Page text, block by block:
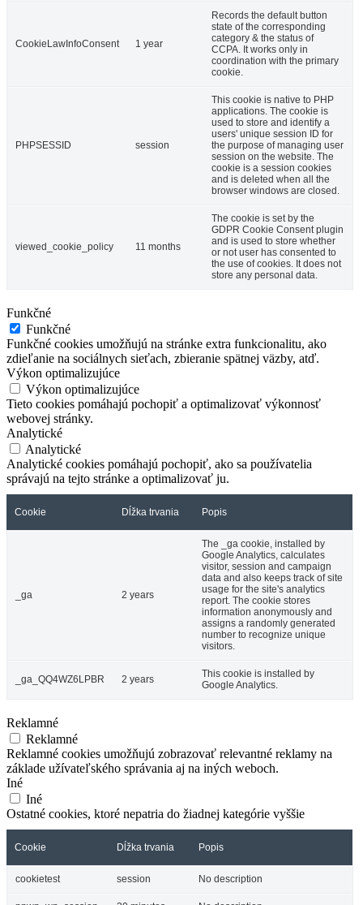
CookieLawInfoConsent 1 year
Records the default button
state of the corresponding
category & the status of
CCPA. It works only in
coordination with the primary
cookie.
PHPSESSID session
This cookie is native to PHP
applications. The cookie is
used to store and identify a
users' unique session ID for
the purpose of managing user
session on the website. The
cookie is a session cookies
and is deleted when all the
browser windows are closed.
viewed_cookie_policy 11 months
The cookie is set by the
GDPR Cookie Consent plugin
and is used to store whether
or not user has consented to
the use of cookies. It does not
store any personal data.
Funkčné
Funkčné
Funkčné cookies umožňujú na stránke extra funkcionalitu, ako
zdieľanie na sociálnych sieťach, zbieranie spätnej väzby, atď.
Výkon optimalizujúce
Výkon optimalizujúce
Tieto cookies pomáhajú pochopiť a optimalizovať výkonnosť
webovej stránky.
Analytické
Analytické
Analytické cookies pomáhajú pochopiť, ako sa používatelia
správajú na tejto stránke a optimalizovať ju.
Cookie Dĺžka trvania Popis
_ga 2 years
The _ga cookie, installed by
Google Analytics, calculates
visitor, session and campaign
data and also keeps track of site
usage for the site's analytics
report. The cookie stores
information anonymously and
assigns a randomly generated
number to recognize unique
visitors.
_ga_QQ4WZ6LPBR 2 years
This cookie is installed by
Google Analytics.
Reklamné
Reklamné
Reklamné cookies umožňujú zobrazovať relevantné reklamy na
základe užívateľského správania aj na iných weboch.
Iné
Iné
Ostatné cookies, ktoré nepatria do žiadnej kategórie vyššie
Cookie Dĺžka trvania Popis
cookietest session No description